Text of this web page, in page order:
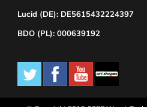
Lucid (DE): DE5615432224397
BDO (PL): 000639192